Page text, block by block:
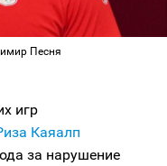
Песня
игр
Каяалп
за нарушение